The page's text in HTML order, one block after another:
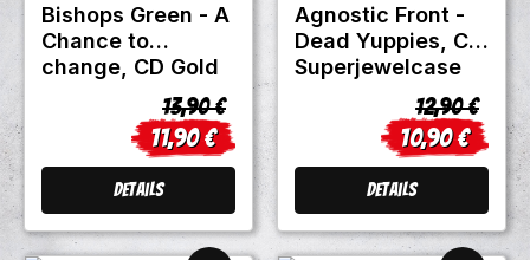
Bishops Green - A
Chance to
change, CD Gold
Edition, lim. 500
Verkaufspreis:
11,90 €
Regulärer Preis:
13,90 €
Details
Agnostic Front -
Dead Yuppies, CD
Superjewelcase
10,90 €
Regulärer
12,90 €
Details